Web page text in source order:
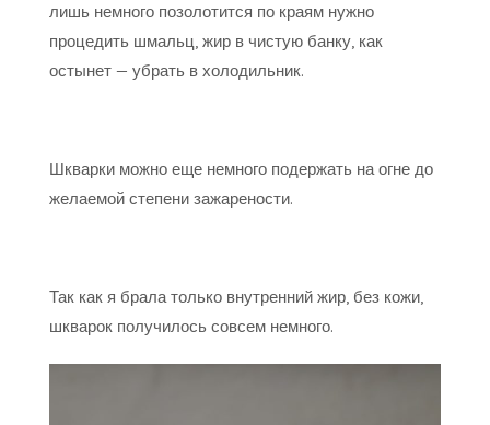
лишь немного позолотится по краям нужно
процедить шмальц, жир в чистую банку, как
остынет — убрать в холодильник.
Шкварки можно еще немного подержать на огне до
желаемой степени зажарености.
Так как я брала только внутренний жир, без кожи,
шкварок получилось совсем немного.